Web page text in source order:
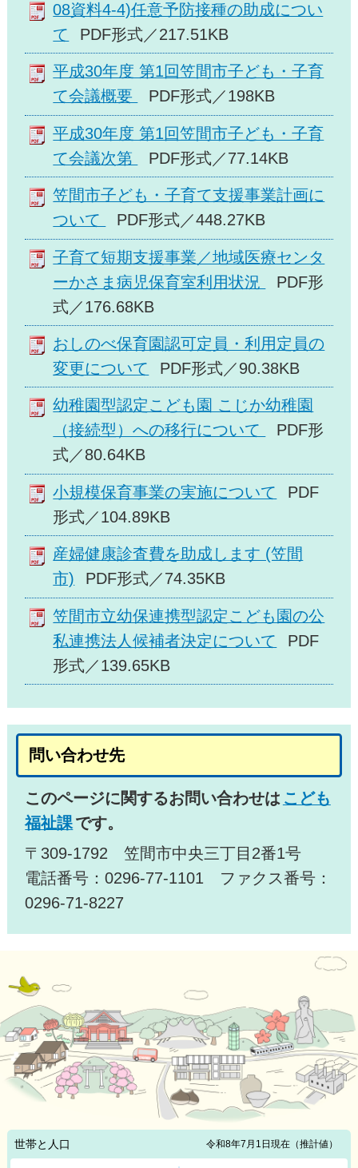
08資料4-4)任意予防接種の助成につい
て
PDF形式／217.51KB
平成30年度 第1回笠間市子ども・子育
て会議概要
PDF形式／198KB
平成30年度 第1回笠間市子ども・子育
て会議次第
PDF形式／77.14KB
笠間市子ども・子育て支援事業計画に
ついて
PDF形式／448.27KB
子育て短期支援事業／地域医療センタ
ーかさま病児保育室利用状況
PDF形
式／176.68KB
おしのべ保育園認可定員・利用定員の
変更について
PDF形式／90.38KB
幼稚園型認定こども園 こじか幼稚園
（接続型）への移行について
PDF形
式／80.64KB
小規模保育事業の実施について
PDF
形式／104.89KB
産婦健康診査費を助成します (笠間
市)
PDF形式／74.35KB
笠間市立幼保連携型認定こども園の公
私連携法人候補者決定について
PDF
形式／139.65KB
問い合わせ先
このページに関するお問い合わせは こども
福祉課です。
〒309-1792 笠間市中央三丁目2番1号
電話番号：0296-77-1101 ファクス番号：
0296-71-8227